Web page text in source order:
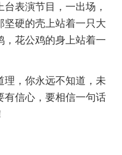
表演节目，一出场，
坚硬的壳上站着一只大
，花公鸡的身上站着一
，你永远不知道，未
有信心，要相信一句话